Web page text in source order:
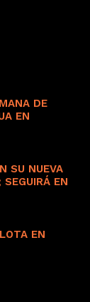
DE
EN
SU NUEVA
EN
EN